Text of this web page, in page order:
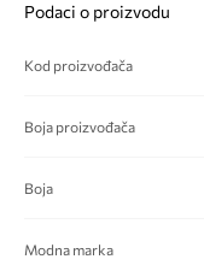
Podaci o proizvodu
Kod proizvođača
Boja proizvođača
Boja
Modna marka